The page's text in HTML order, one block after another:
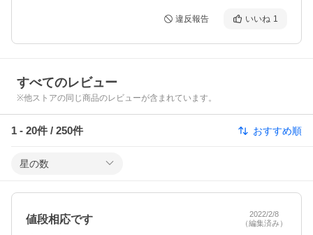
違反報告 いいね 1
すべてのレビュー
※他ストアの同じ商品のレビューが含まれています。
1 - 20件 / 250件 おすすめ順
星の数
値段相応です
2022/2/8
（編集済み）